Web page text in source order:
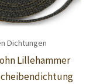
Dichtungen
Lillehammer